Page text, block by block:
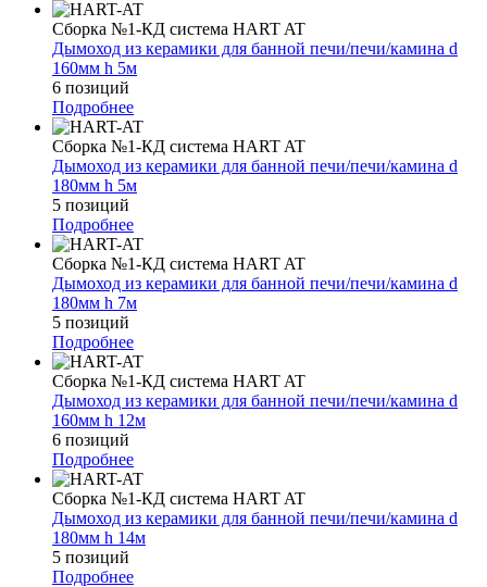
Сборка №1-КД система HART AT
Дымоход из керамики для банной печи/печи/камина d
160мм h 5м
6 позиций
Подробнее
Сборка №1-КД система HART AT
Дымоход из керамики для банной печи/печи/камина d
180мм h 5м
5 позиций
Подробнее
Сборка №1-КД система HART AT
Дымоход из керамики для банной печи/печи/камина d
180мм h 7м
5 позиций
Подробнее
Сборка №1-КД система HART AT
Дымоход из керамики для банной печи/печи/камина d
160мм h 12м
6 позиций
Подробнее
Сборка №1-КД система HART AT
Дымоход из керамики для банной печи/печи/камина d
180мм h 14м
5 позиций
Подробнее